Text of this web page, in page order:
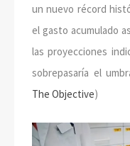
un nuevo récord
el gasto acumulado
las proyecciones
sobrepasaría el
The Objective)